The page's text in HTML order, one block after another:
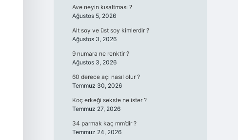
Ave neyin kısaltması ?
Ağustos 5, 2026
Alt soy ve üst soy kimlerdir ?
Ağustos 3, 2026
9 numara ne renktir ?
Ağustos 3, 2026
60 derece açı nasıl olur ?
Temmuz 30, 2026
Koç erkeği sekste ne ister ?
Temmuz 27, 2026
34 parmak kaç mm’dir ?
Temmuz 24, 2026